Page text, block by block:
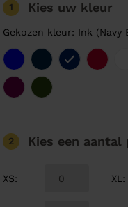
1 Kies uw kleur
Gekozen kleur: Ink (Navy
2 Kies een aantal
XS: XL :